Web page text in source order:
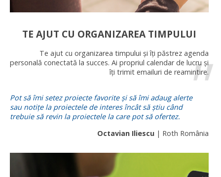
TE AJUT CU ORGANIZAREA TIMPULUI
Te ajut cu organizarea timpului și îți păstrez agenda
personală conectată la succes. Ai propriul calendar de lucru și
îți trimit emailuri de reamintire.
Pot să îmi setez proiecte favorite și să îmi adaug alerte
sau notițe la proiectele de interes încât să știu când
trebuie să revin la proiectele la care pot să ofertez.
Octavian Iliescu | Roth România